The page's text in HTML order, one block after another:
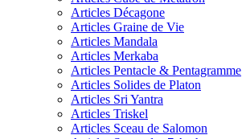
Articles Décagone
Articles Graine de Vie
Articles Mandala
Articles Merkaba
Articles Pentacle & Pentagramme
Articles Solides de Platon
Articles Sri Yantra
Articles Triskel
Articles Sceau de Salomon